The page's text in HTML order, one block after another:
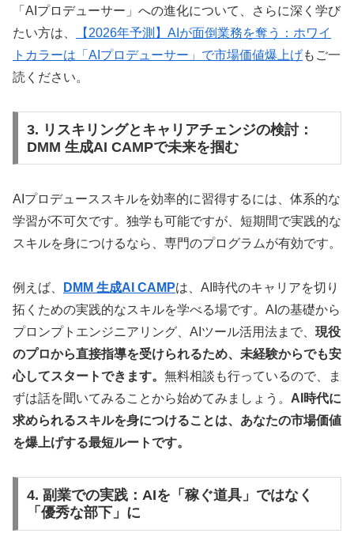
「AIプロデューサー」への進化について、さらに深く学び
たい方は、
【2026年予測】AIが面倒業務を奪う：ホワイ
トカラーは「AIプロデューサー」で市場価値爆上げもご一
読ください。
3. リスキリングとキャリアチェンジの検討：
DMM 生成AI CAMPで未来を掴む
AIプロデューススキルを効率的に習得するには、体系的な
学習が不可欠です。独学も可能ですが、短期間で実践的な
スキルを身につけるなら、専門のプログラムが有効です。
例えば、 DMM 生成AI CAMPは、AI時代のキャリアを切り
拓くための実践的なスキルを学べる場です。AIの基礎から
プロンプトエンジニアリング、AIツール活用法まで、 現役
のプロから直接指導を受けられるため、未経験からでも安
心してスタートできます。 無料相談も行っているので、ま
ずは話を聞いてみることから始めてみましょう。 AI時代に
求められるスキルを身につけることは、あなたの市場価値
を爆上げする最短ルートです。
4. 副業での実践：AIを「稼ぐ道具」ではなく
「優秀な部下」に